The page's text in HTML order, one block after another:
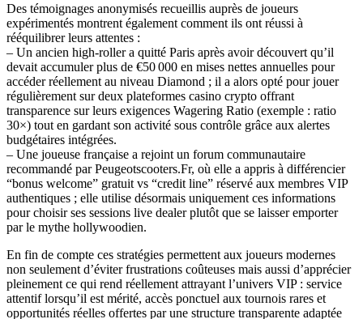
Des témoignages anonymisés recueillis auprès de joueurs
expérimentés montrent également comment ils ont réussi à
rééquilibrer leurs attentes :
– Un ancien high‑roller a quitté Paris après avoir découvert qu’il
devait accumuler plus de €50 000 en mises nettes annuelles pour
accéder réellement au niveau Diamond ; il a alors opté pour jouer
régulièrement sur deux plateformes casino crypto offrant
transparence sur leurs exigences Wagering Ratio (exemple : ratio
30×) tout en gardant son activité sous contrôle grâce aux alertes
budgétaires intégrées.​
– Une joueuse française a rejoint un forum communautaire
recommandé par Peugeotscooters.Fr, où elle a appris à différencier
“bonus welcome” gratuit vs “credit line” réservé aux membres VIP
authentiques ; elle utilise désormais uniquement ces informations
pour choisir ses sessions live dealer plutôt que se laisser emporter
par le mythe hollywoodien.​
En fin de compte ces stratégies permettent aux joueurs modernes
non seulement d’éviter frustrations coûteuses mais aussi d’apprécier
pleinement ce qui rend réellement attrayant l’univers VIP : service
attentif lorsqu’il est mérité, accès ponctuel aux tournois rares et
opportunités réelles offertes par une structure transparente adaptée